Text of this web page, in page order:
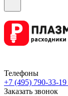
Телефоны
+7 (495) 790-33-19
Заказать звонок